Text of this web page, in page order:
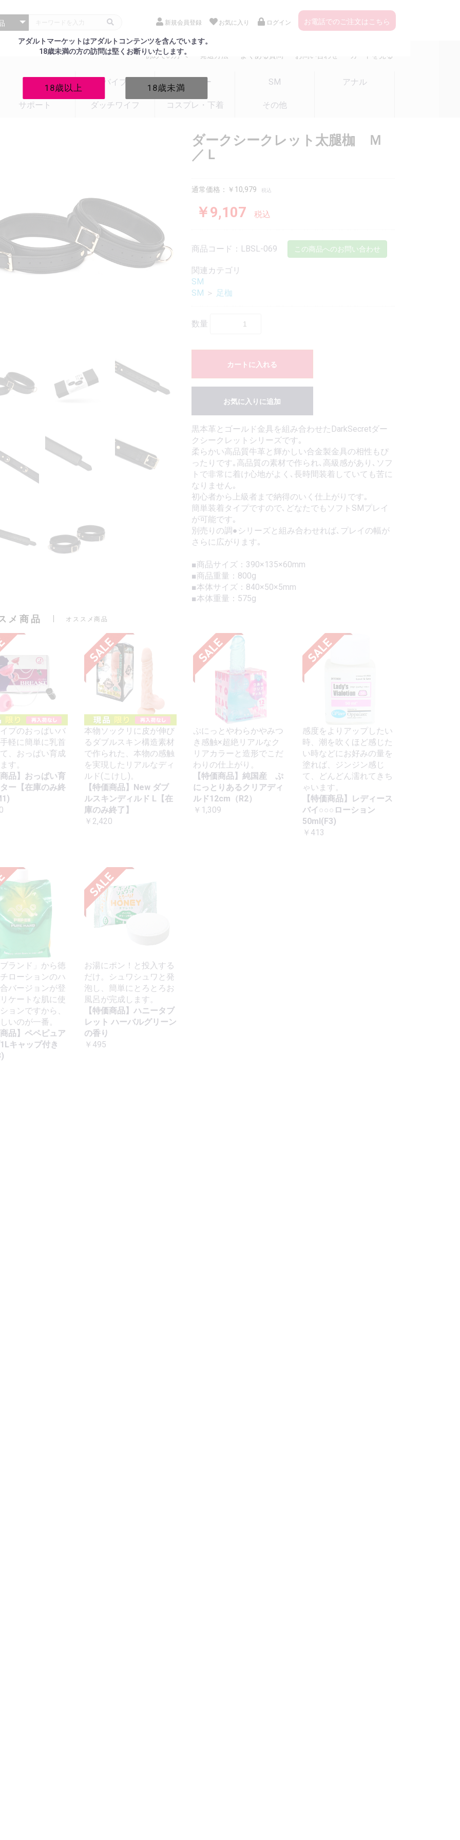
アダルトマーケットはアダルトコンテンツを含んでいます。
18歳未満の方の訪問は堅くお断りいたします。
18歳以上 18歳未満
新規会員登録 お気に入り ログイン お電話でのご注文はこちら
初めての方へ 発送方法 よくある質問 お問い合わせ カートを見る
バイブ ローター SM アナル
サポート ダッチワイフ コスプレ・下着 その他
ダークシークレット太腿枷 Ｍ
／Ｌ
通常価格：￥10,979 税込
￥9,107 税込
商品コード：LBSL-069 この商品へのお問い合わせ
関連カテゴリ
SM
SM ＞ 足枷
数量
カートに入れる
お気に入りに追加
黒本革とゴールド金具を組み合わせたDarkSecretダー
クシークレットシリーズです｡
柔らかい高品質牛革と輝かしい合金製金具の相性もぴ
ったりです｡高品質の素材で作られ､高級感があり､ソフ
トで非常に着け心地がよく､長時間装着していても苦に
なりません｡
初心者から上級者まで納得のいく仕上がりです｡
簡単装着タイプですので､どなたでもソフトSMプレイ
が可能です｡
別売りの調●シリーズと組み合わせれば､プレイの幅が
さらに広がります｡
■商品サイズ：390×135×60mm
■商品重量：800g
■本体サイズ：840×50×5mm
■本体重量：575g
メ商品 オススメ商品
プのおっぱいバ
軽に簡単に乳首
、おっぱい育成
す。
品】おっぱい育
ー【在庫のみ終
本物ソックリに皮が伸び
るダブルスキン構造素材
で作られた、本物の感触
を実現したリアルなディ
ルド(こけし)。
【特価商品】New ダブ
ルスキンディルド L【在
庫のみ終了】
￥2,420
ぷにっとやわらかやみつ
き感触×超絶リアルなク
リアカラーと造形でこだ
わりの仕上がり。
【特価商品】純国産 ぷ
にっとりあるクリアディ
ルド12cm（R2）
￥1,309
感度をよりアップしたい
時、潮を吹くほど感じた
い時などにお好みの量を
塗れば、ジンジン感じ
て、どんどん濡れてきち
ゃいます。
【特価商品】レディース
バイ○○○ローション
50ml(F3)
￥413
ランド」から徳
ローションのハ
バージョンが登
ケートな肌に使
ョンですから、
いのが一番。
品】ペペピュア
キャップ付き
お湯にポン！と投入する
だけ。シュワシュワと発
泡し、簡単にとろとろお
風呂が完成します。
【特価商品】ハニータブ
レット ハーバルグリーン
の香り
￥495